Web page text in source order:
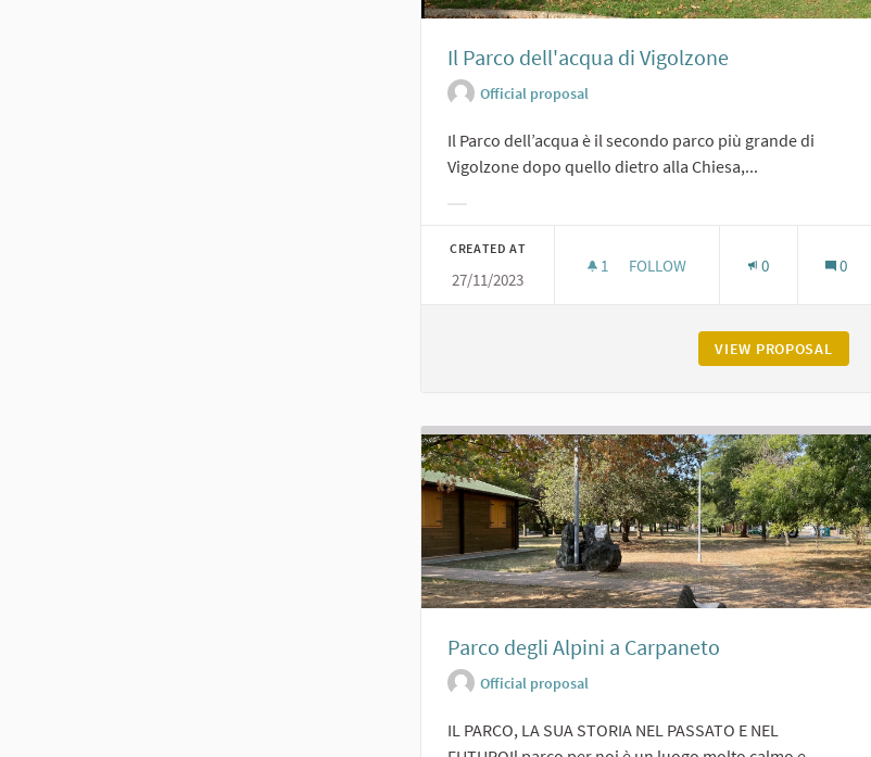
Il Parco dell'acqua di Vigolzone
Official proposal
Il Parco dell’acqua è il secondo parco più grande di
Vigolzone dopo quello dietro alla Chiesa,...
CREATED AT
27/11/2023
1 1 FOLLOWER
FOLLOW 0 0
VIEW PROPOSAL
Parco degli Alpini a Carpaneto
Official proposal
IL PARCO, LA SUA STORIA NEL PASSATO E NEL